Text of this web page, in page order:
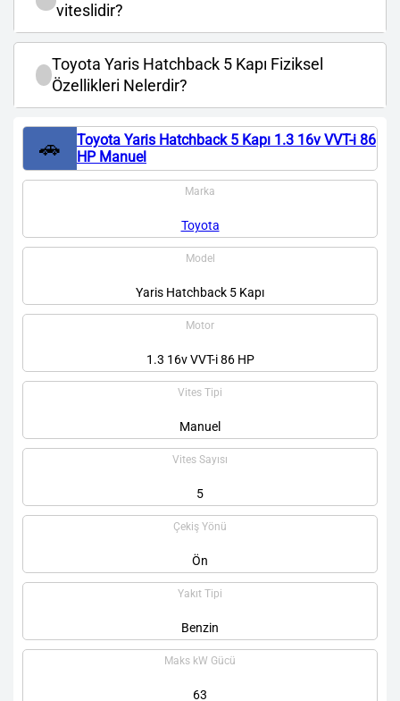
viteslidir?
Toyota Yaris Hatchback 5 Kapı Fiziksel
Özellikleri Nelerdir?
🚗
Toyota Yaris Hatchback 5 Kapı 1.3 16v VVT-i 86
HP Manuel
Marka
Toyota
Model
Yaris Hatchback 5 Kapı
Motor
1.3 16v VVT-i 86 HP
Vites Tipi
Manuel
Vites Sayısı
5
Çekiş Yönü
Ön
Yakıt Tipi
Benzin
Maks kW Gücü
63